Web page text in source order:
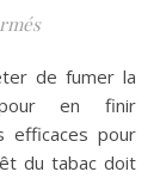
sur ARRETER
en finir
efficaces pour
du tabac doit